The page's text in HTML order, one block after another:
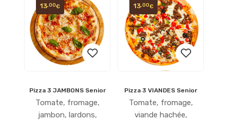
Ajouter
à la
Pizza 3 JAMBONS Senior
Tomate, fromage,
jambon, lardons,
13,00€
Ajouter
à la
Pizza 3 VIANDES Senior
Tomate, fromage,
viande hachée,
13,00€